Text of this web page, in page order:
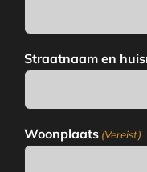
Straatnaam en
Woonplaats (Vereist)